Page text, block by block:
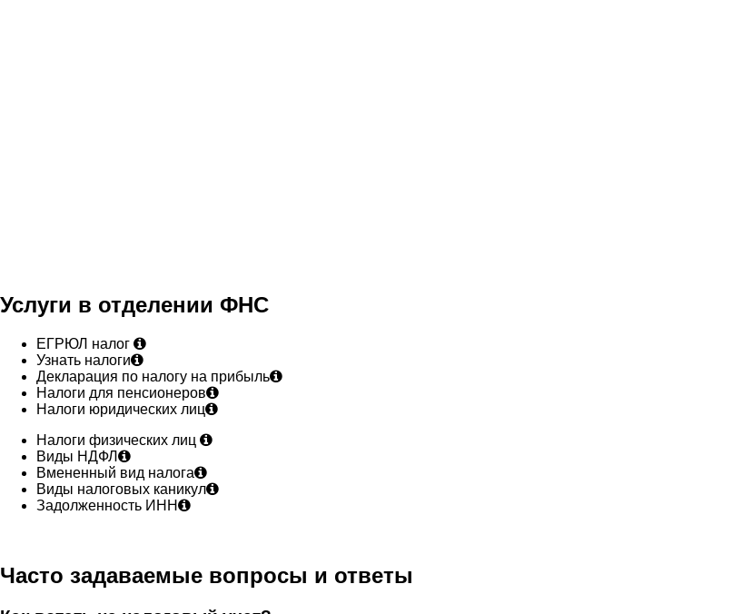
Услуги в отделении ФНС
ЕГРЮЛ налог
Узнать налоги
Декларация по налогу на прибыль
Налоги для пенсионеров
Налоги юридических лиц
Налоги физических лиц
Виды НДФЛ
Вмененный вид налога
Виды налоговых каникул
Задолженность ИНН
Часто задаваемые вопросы и ответы